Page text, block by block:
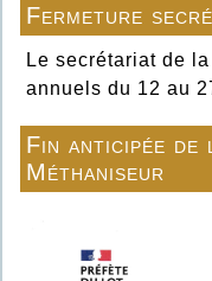
Fermeture
Le secrétariat de
annuels du 12 au
Fin anticipée
Méthaniseur